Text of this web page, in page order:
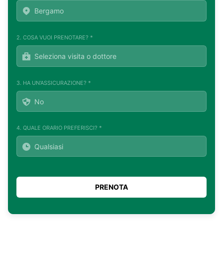
2. COSA VUOI PRENOTARE? *
3. HA UN'ASSICURAZIONE? *
4. QUALE ORARIO PREFERISCI? *